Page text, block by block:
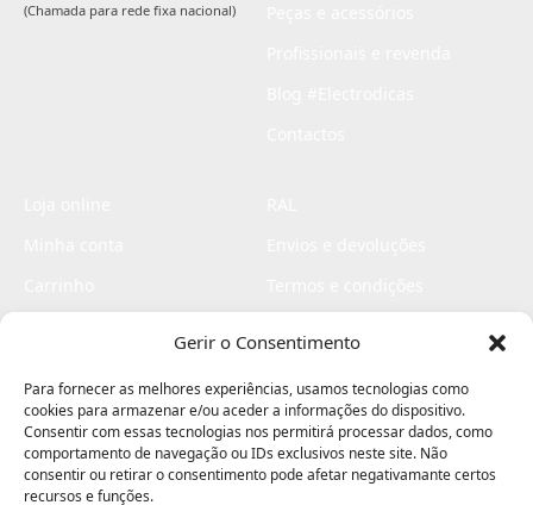
Gerir o Consentimento
Para fornecer as melhores experiências, usamos tecnologias como
cookies para armazenar e/ou aceder a informações do dispositivo.
Consentir com essas tecnologias nos permitirá processar dados, como
comportamento de navegação ou IDs exclusivos neste site. Não
consentir ou retirar o consentimento pode afetar negativamante certos
recursos e funções.
(Chamada para rede fixa nacional)
Livro de elogios